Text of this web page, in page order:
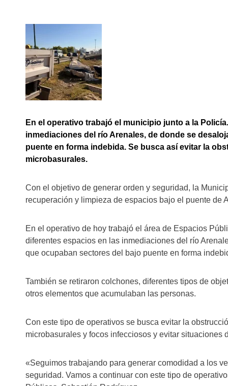
En el operativo trabajó el municipio junto a la
inmediaciones del río Arenales, de donde se
puente en forma indebida. Se busca así evitar la
microbasurales.
Con el objetivo de generar orden y seguridad, la
recuperación y limpieza de espacios bajo el puente de
En el operativo de hoy trabajó el área de Espacios
diferentes espacios en las inmediaciones del río
que ocupaban sectores del bajo puente en forma
También se retiraron colchones, diferentes tipos de
otros elementos que acumulaban las personas.
Con este tipo de operativos se busca evitar la
microbasurales y focos infecciosos y evitar situaciones
«Seguimos trabajando para generar comodidad a los
seguridad. Vamos a continuar con este tipo de